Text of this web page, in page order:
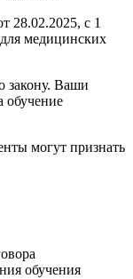
28.02.2025, с 1
медицинских
закону. Ваши
могут признать
обучения